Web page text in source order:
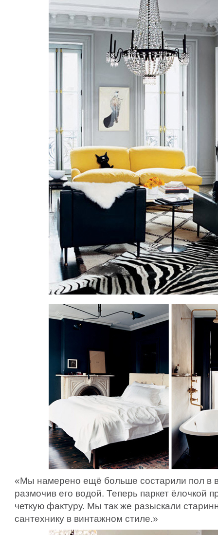
«Мы намерено ещё больше состарили пол в
размочив его водой. Теперь паркет ёлочкой
четкую фактуру. Мы так же разыскали
сантехнику в винтажном стиле.»